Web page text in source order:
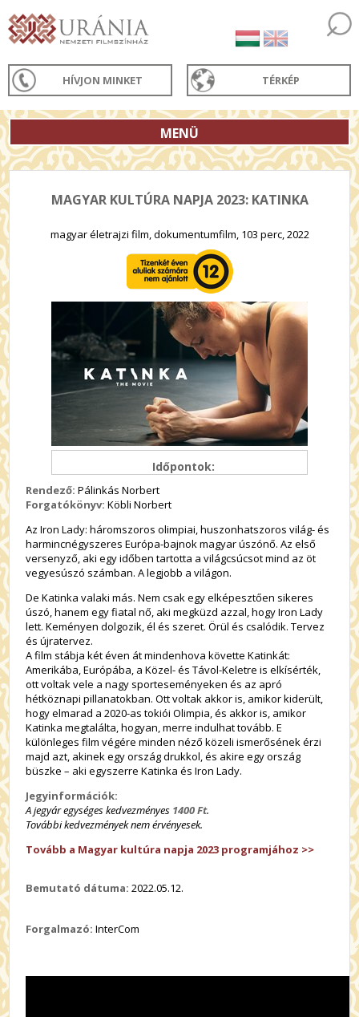
HÍVJON MINKET TÉRKÉP
MENÜ
MAGYAR KULTÚRA NAPJA 2023: KATINKA
magyar életrajzi film, dokumentumfilm, 103 perc, 2022
Időpontok:
Rendező: Pálinkás Norbert
Forgatókönyv: Köbli Norbert
Az Iron Lady: háromszoros olimpiai, huszonhatszoros világ- és
harmincnégyszeres Európa-bajnok magyar úszónő.Az első
versenyző, aki egy időben tartotta a világcsúcsot mind az öt
vegyesúszó számban. A legjobb a világon.
De Katinka valaki más.Nem csak egy elképesztően sikeres
úszó, hanem egy fiatal nő, aki megküzd azzal, hogy Iron Lady
lett. Keményen dolgozik, él és szeret. Örül és csalódik. Tervez
és újratervez.
A film stábja két éven át mindenhova követte Katinkát:
Amerikába, Európába, a Közel- és Távol-Keletre is elkísérték,
ott voltak vele a nagy sporteseményeken és az apró
hétköznapi pillanatokban. Ott voltak akkor is, amikor kiderült,
hogy elmarad a 2020-as tokiói Olimpia, és akkor is, amikor
Katinka megtalálta, hogyan, merre indulhat tovább.E
különleges film végére minden néző közeli ismerősének érzi
majd azt, akinek egy ország drukkol, és akire egy ország
büszke – aki egyszerre Katinka és Iron Lady.
Jegyinformációk:
A jegyár egységes kedvezményes 1400 Ft.
További kedvezmények nem érvényesek.
Tovább a Magyar kultúra napja 2023 programjához >>
Bemutató dátuma: 2022.05.12.
Forgalmazó: InterCom